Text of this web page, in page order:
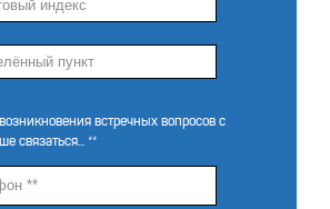
встречных вопросов с
связаться... **